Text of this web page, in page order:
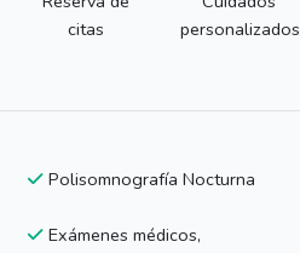
citas
personalizados
Polisomnografía Nocturna
Exámenes médicos,